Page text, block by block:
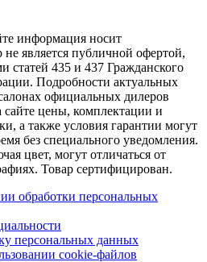
информация носит
не является публичной офертой,
статей 435 и 437 Гражданского
Подробности актуальных
официальных дилеров
цены, комплектации и
а также условия гарантии могут
без специального уведомления.
цвет, могут отличаться от
Товар сертифицирован.
обработки персональных
персональных данных
cookie-файлов